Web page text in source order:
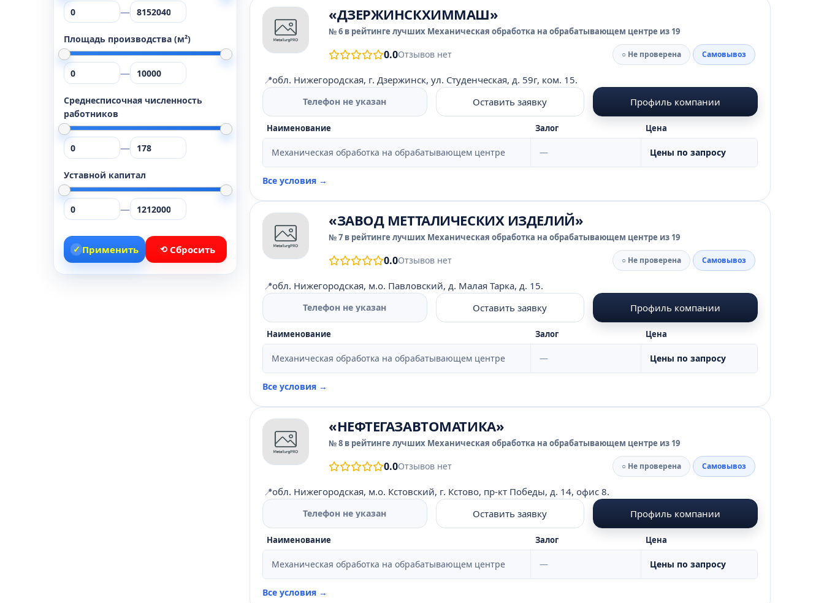
—
Площадь производства (м²)
—
Среднесписочная численность
работников
—
Уставной капитал
—
✓ Применить ⟲ Сбросить
«ДЗЕРЖИНСКХИММАШ»
№ 6 в рейтинге лучших Механическая обработка на обрабатывающем центре из 19
0.0Отзывов нет ○ Не проверена Самовывоз
📍обл. Нижегородская, г. Дзержинск, ул. Студенческая, д. 59г, ком. 15.
Телефон не указан Оставить заявку Профиль компании
Наименование Залог Цена
Механическая обработка на обрабатывающем центре — Цены по запросу
Все условия →
«ЗАВОД МЕТТАЛИЧЕСКИХ ИЗДЕЛИЙ»
№ 7 в рейтинге лучших Механическая обработка на обрабатывающем центре из 19
0.0Отзывов нет ○ Не проверена Самовывоз
📍обл. Нижегородская, м.о. Павловский, д. Малая Тарка, д. 15.
Телефон не указан Оставить заявку Профиль компании
Наименование Залог Цена
Механическая обработка на обрабатывающем центре — Цены по запросу
Все условия →
«НЕФТЕГАЗАВТОМАТИКА»
№ 8 в рейтинге лучших Механическая обработка на обрабатывающем центре из 19
0.0Отзывов нет ○ Не проверена Самовывоз
📍обл. Нижегородская, м.о. Кстовский, г. Кстово, пр-кт Победы, д. 14, офис 8.
Телефон не указан Оставить заявку Профиль компании
Наименование Залог Цена
Механическая обработка на обрабатывающем центре — Цены по запросу
Все условия →